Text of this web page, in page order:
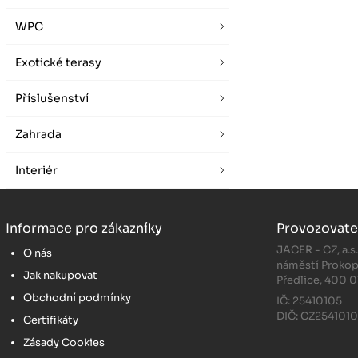
WPC
Exotické terasy
Příslušenství
Zahrada
Interiér
Informace pro zákazníky
O nás
Jak nakupovat
Obchodní podmínky
Certifikáty
Zásady Cookies
JACER - CZ, a.s.
náměstí
Předlice, 400
IČ: 25410105
DIČ: